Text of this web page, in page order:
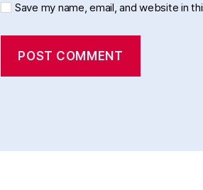
Save my name, email, and website in